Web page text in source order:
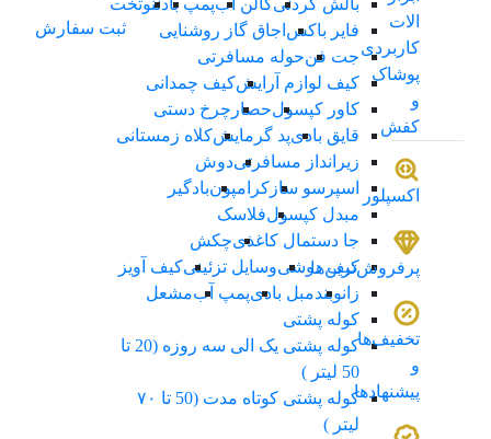
الات
کاربردی
پوشاک
و
کفش
اکسپلور
پرفروش‌ترین‌ها
تخفیف‌ها
و
پیشنهادها
بالش گردنیگالن آبپمپ بادننوتخت
فایر باکس اجاق گاز روشنایی
جت فنحوله مسافرتی
کیف لوازم آرایشکیف چمدانی
کاور کپسولحصار چرخ دستی
قایق بادیپد گرمایشکلاه زمستانی
زیرانداز مسافرتیدوش
اسپرسو ساز کرامپونبادگیر
مبدل کپسولفلاسک
جا دستمال کاغذیچکش
کیف دوشیوسایل تزئینیکیف آویز
زانوبندمبل بادیپمپ آبمشعل
کوله پشتی
کوله پشتی یک الی سه روزه (20 تا
50 لیتر )
کوله پشتی کوتاه مدت (50 تا ۷۰
لیتر )
ثبت سفارش